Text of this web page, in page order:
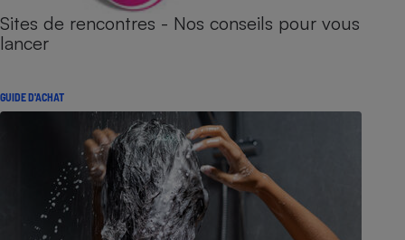
Sites de rencontres - Nos conseils pour vous
lancer
GUIDE D'ACHAT